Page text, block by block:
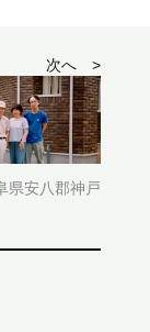
次へ >
県安八郡神戸